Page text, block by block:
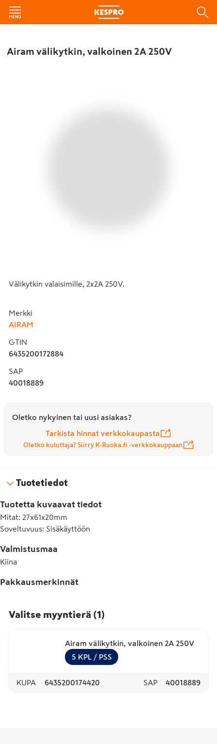
Airam välikytkin, valkoinen 2A 250V
Välikytkin valaisimille, 2x2A 250V.
Merkki
AIRAM
GTIN
6435200172884
SAP
40018889
Oletko nykyinen tai uusi asiakas?
Tarkista hinnat verkkokaupasta
Oletko kuluttaja? Siirry K-Ruoka.fi -verkkokauppaan
Tuotetiedot
Tuotetta kuvaavat tiedot
Mitat: 27x61x20mm
Soveltuvuus: Sisäkäyttöön
Valmistusmaa
Kiina
Pakkausmerkinnät
Valitse myyntierä (1)
Airam välikytkin, valkoinen 2A 250V
5 KPL / PSS
KUPA 6435200174420 SAP 40018889